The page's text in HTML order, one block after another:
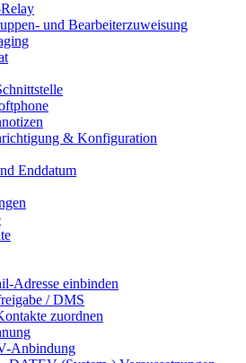
und Bearbeiterzuweisung
& Konfiguration
Enddatum
Adresse einbinden
/ DMS
zuordnen
Anbindung